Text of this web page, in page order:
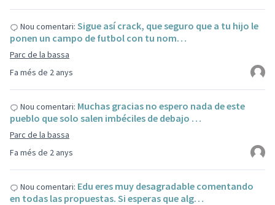
Fa més de 2 anys
Nou comentari: Sigue así crack, que seguro que a tu hijo le
ponen un campo de futbol con tu nom…
Parc de la bassa
Fa més de 2 anys
Nou comentari: Muchas gracias no espero nada de este
pueblo que solo salen imbéciles de debajo …
Parc de la bassa
Nou comentari: Edu eres muy desagradable comentando
en todas las propuestas. Si esperas que alg…